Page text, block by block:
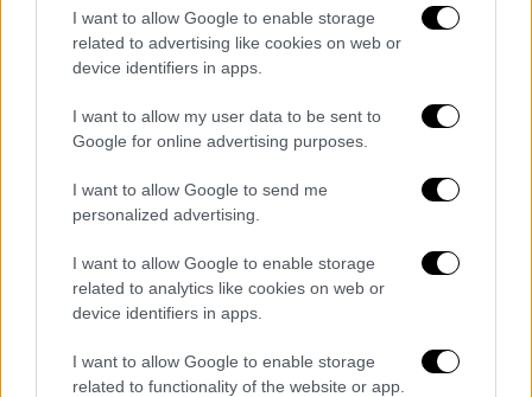
I want to allow Google to enable storage
related to advertising like cookies on web or
device identifiers in apps.
I want to allow my user data to be sent to
Google for online advertising purposes.
I want to allow Google to send me
personalized advertising.
I want to allow Google to enable storage
related to analytics like cookies on web or
device identifiers in apps.
I want to allow Google to enable storage
related to functionality of the website or app.
έτσι αλλά δεν το άφησα να περάσει. Φυσικά
είχα πάντα όριο και σε σχέση με την
παρενόχληση γιατί κι εγώ έχω υποστεί
παρενόχληση. Μου έχει συμβεί και μένα, ως
νεαρό αγόρι, να μου την πέσουν και είπα “δεν
θέλω”. Κανονικά και παγωτικά.
Είπα “δεν
θέλω” σε αυτόν τον σκηνοθέτη, δηλαδή ότι